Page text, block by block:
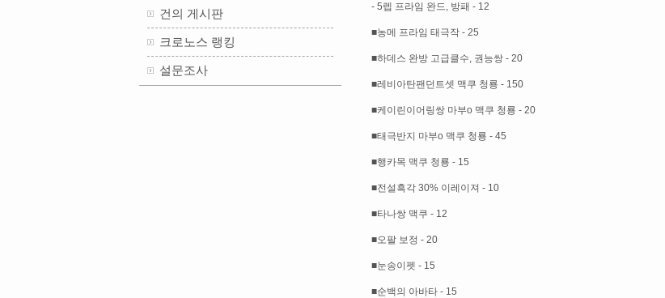
건의 게시판
크로노스 랭킹
설문조사
- 5렙 프라임 완드, 방패 - 12
■농메 프라임 태극작 - 25
■하데스 완방 고급클수, 권능쌍 - 20
■레비아탄팬던트셋 맥쿠 청룡 - 150
■케이린이어링쌍 마부o 맥쿠 청룡 - 20
■태극반지 마부o 맥쿠 청룡 - 45
■행카목 맥쿠 청룡 - 15
■전설흑각 30% 이레이져 - 10
■타나쌍 맥쿠 - 12
■오팔 보정 - 20
■눈송이펫 - 15
■순백의 아바타 - 15